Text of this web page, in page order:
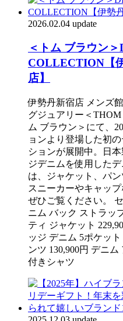
2026.02.04 update
＜トム ブラウン
COLLECTION【
店】
伊勢丹新宿店 メンズ
グジュアリー＜THOM
ム ブラウン＞にて、
ョンより登場した初
ションが展開中。日
ジデニムを使用した
は、ジャケット、パン
スニーカーやキャップ
ぜひご覧ください。
ニム バック ストラッ
ティ ジャケット
ッジ デニム 5ポケッ
ンツ 130,900円 デニム
付きシャツ